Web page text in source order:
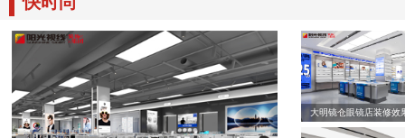
大明镜仓眼镜店装修效